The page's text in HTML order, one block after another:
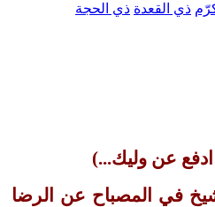
ذي القعدة ذي الحجة
ادفع عن وليك...)
في المصباح عن الرضا